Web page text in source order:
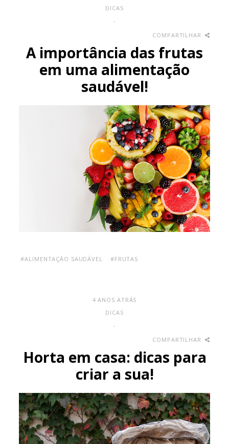
DICAS
-
COMPARTILHAR
A importância das frutas
em uma alimentação
saudável!
#ALIMENTAÇÃO SAUDÁVEL #FRUTAS
4 ANOS ATRÁS
DICAS
-
COMPARTILHAR
Horta em casa: dicas para
criar a sua!